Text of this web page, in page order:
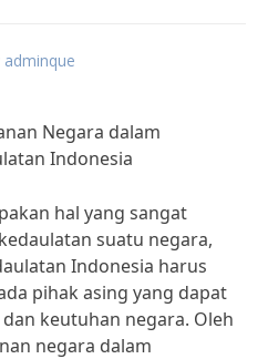
adminque
Negara dalam
Indonesia
hal yang sangat
suatu negara,
Indonesia harus
pihak asing yang dapat
keutuhan negara. Oleh
negara dalam